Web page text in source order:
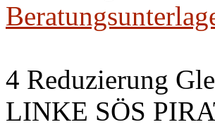
4 Reduzierung
LINKE SÖS